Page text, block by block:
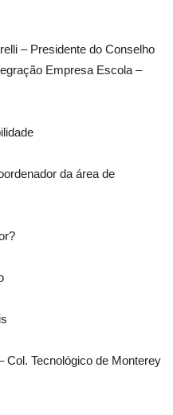
– Presidente do Conselho
Empresa Escola –
da área de
Col. Tecnológico de Monterey